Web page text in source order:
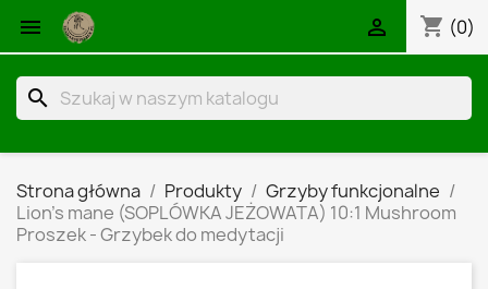
 shopping_cart (0)

search
Strona główna Produkty
Grzyby funkcjonalne
Lion's mane (SOPLÓWKA JEŻOWATA) 10:1 Mushroom
Proszek - Grzybek do medytacji